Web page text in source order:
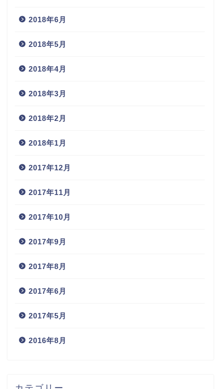
2018年6月
2018年5月
2018年4月
2018年3月
2018年2月
2018年1月
2017年12月
2017年11月
2017年10月
2017年9月
2017年8月
2017年6月
2017年5月
2016年8月